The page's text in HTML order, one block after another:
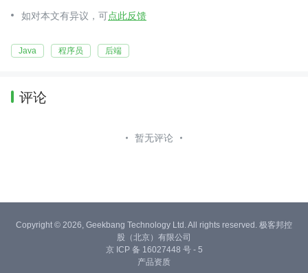
如对本文有异议，可点此反馈
Java 程序员 后端
评论
暂无评论
Copyright © 2026, Geekbang Technology Ltd. All rights reserved. 极客邦控
股（北京）有限公司
京 ICP 备 16027448 号 - 5
产品资质